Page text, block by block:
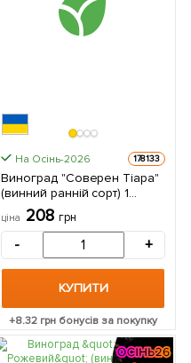
На Осінь-2026 178133
Виноград "Соверен Тіара"
(винний ранній сорт) 1
саджанець в упаковці
ціна 208 грн
- +
КУПИТИ
+8.32 грн бонусів за покупку